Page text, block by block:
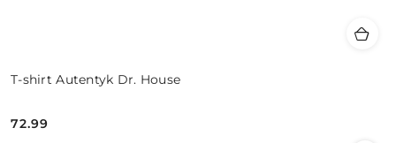
T-shirt Autentyk Dr. House
Cena:
72.99